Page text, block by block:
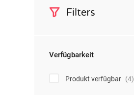
Filters
Verfügbarkeit
Produkt verfügbar (4)